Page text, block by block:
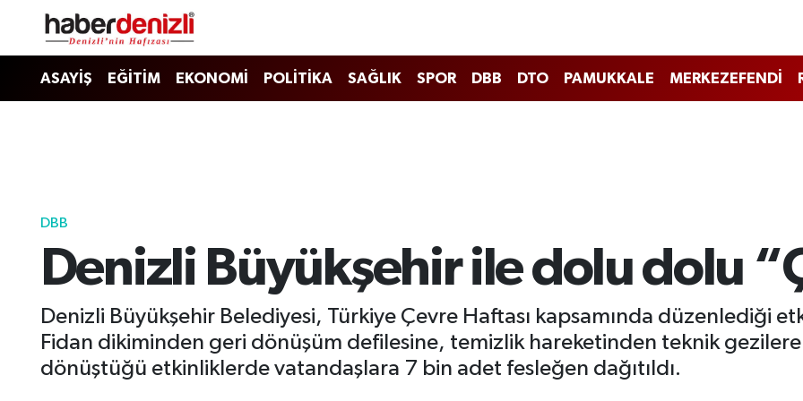
ASAYİŞ EĞİTİM EKONOMİ POLİTİKA SAĞLIK SPOR DBB DTO PAMUKKALE MERKEZEFENDİ
DBB
Denizli Büyükşehir ile dolu dolu
Denizli Büyükşehir Belediyesi, Türkiye Çevre Haftası kapsamında düzenlediği
Fidan dikiminden geri dönüşüm defilesine, temizlik hareketinden teknik
dönüştüğü etkinliklerde vatandaşlara 7 bin adet fesleğen dağıtıldı.
Denizli Nöbetçi Eczaneler
Tüm Manşetler
Haber Arşivi